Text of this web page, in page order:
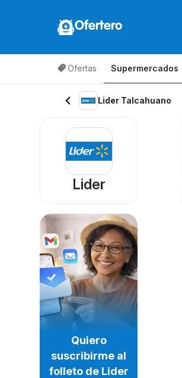
Ofertero
Ofertas Supermercados
Lider Talcahuano
Lider
Quiero
suscribirme al
folleto de Lider